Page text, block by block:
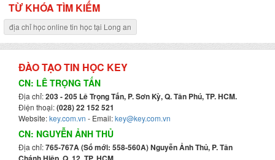
TỪ KHÓA TÌM KIẾM
địa chỉ học online tin học tại Long an
ĐÀO TẠO TIN HỌC KEY
CN: LÊ TRỌNG TẤN
Địa chỉ:203 - 205 Lê Trọng Tấn, P. Sơn Kỳ, Q. Tân Phú, TP. HCM.
Điện thoại:(028) 22 152 521
Website:key.com.vn - Email:key@key.com.vn
CN: NGUYỄN ẢNH THỦ
Địa chỉ:765-767A (Số mới: 558-560A) Nguyễn Ảnh Thủ, P. Tân